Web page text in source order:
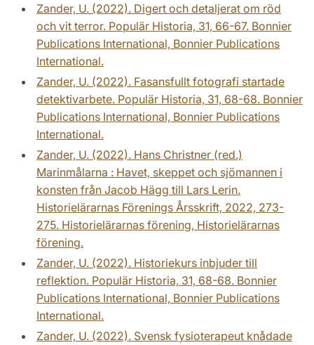
Zander, U. (2022). Digert och detaljerat om röd
och vit terror. Populär Historia, 31, 66-67. Bonnier
Publications International, Bonnier Publications
International.
Zander, U. (2022). Fasansfullt fotografi startade
detektivarbete. Populär Historia, 31, 68-68. Bonnier
Publications International, Bonnier Publications
International.
Zander, U. (2022). Hans Christner (red.)
Marinmålarna : Havet, skeppet och sjömannen i
konsten från Jacob Hägg till Lars Lerin.
Historielärarnas Förenings Årsskrift, 2022, 273-
275. Historielärarnas förening, Historielärarnas
förening.
Zander, U. (2022). Historiekurs inbjuder till
reflektion. Populär Historia, 31, 68-68. Bonnier
Publications International, Bonnier Publications
International.
Zander, U. (2022). Svensk fysioterapeut knådade